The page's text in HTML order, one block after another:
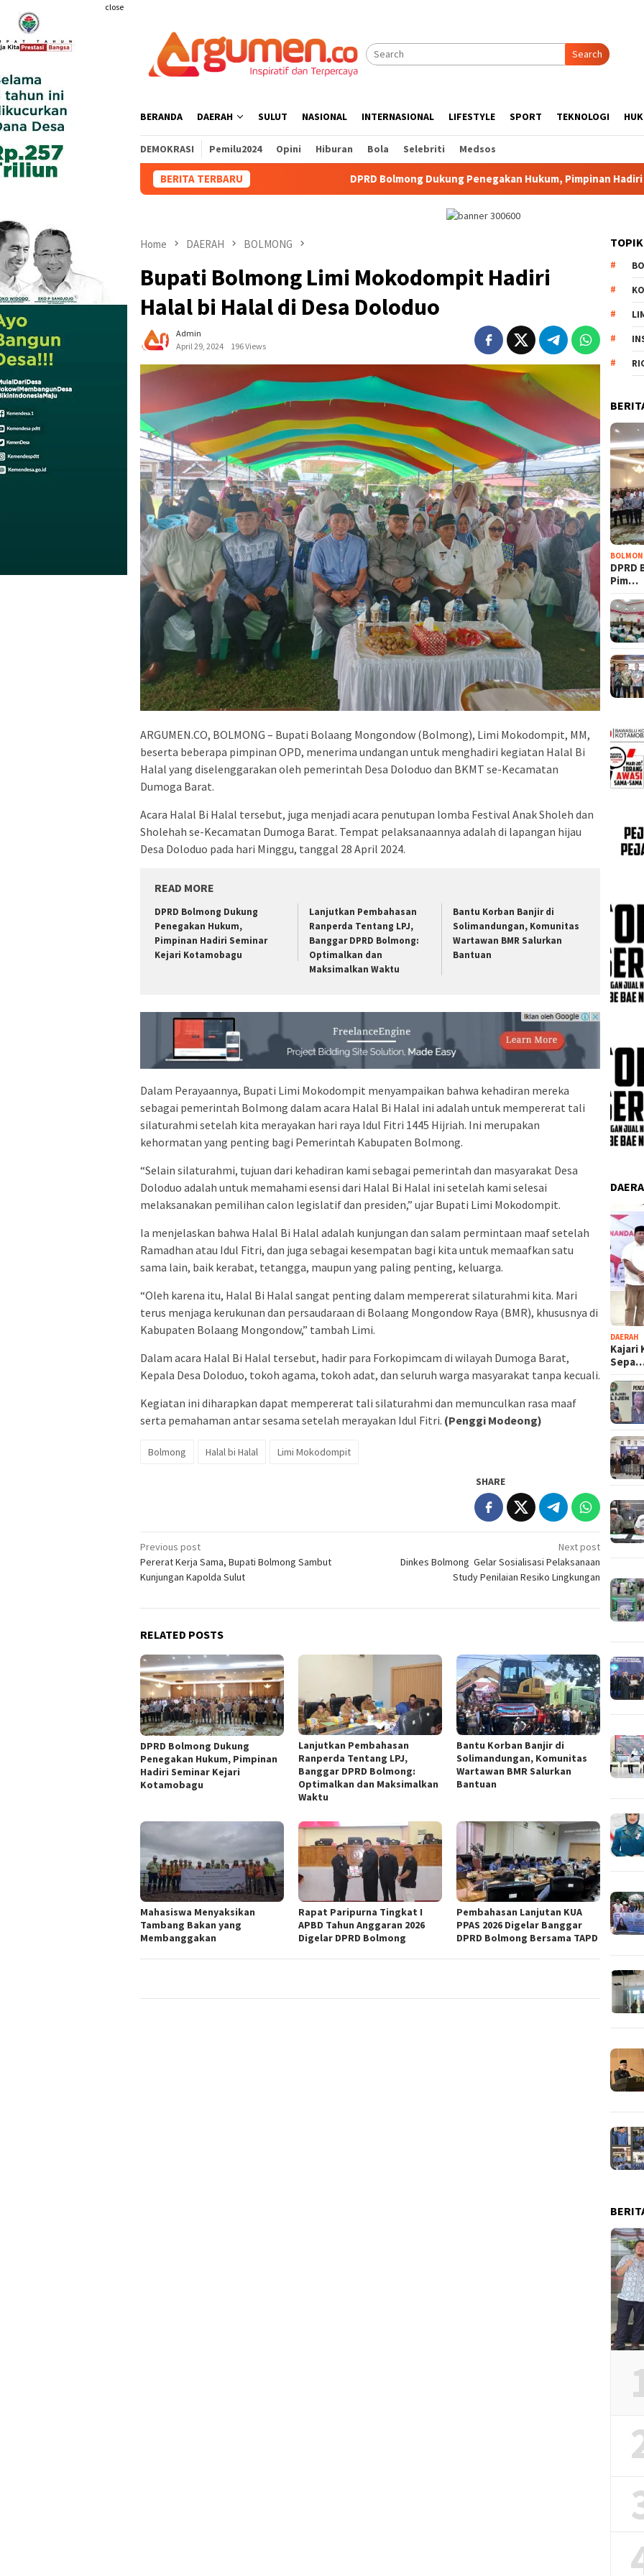
content
close
Search
BERANDA DAERAH SULUT NASIONAL INTERNASIONAL LIFESTYLE SPORT TEKNOLOGI
DEMOKRASI Pemilu2024 Opini Hiburan Bola Selebriti Medsos
BERITA TERBARU DPRD Bolmong Dukung Penegakan Hukum, Pimpinan Hadiri Seminar Kejari
Home DAERAH BOLMONG
Bupati Bolmong Limi Mokodompit Hadiri
Halal bi Halal di Desa Doloduo
Admin
April 29, 2024
196 Views
ARGUMEN.CO, BOLMONG – Bupati Bolaang Mongondow (Bolmong), Limi Mokodompit, MM,
beserta beberapa pimpinan OPD, menerima undangan untuk menghadiri kegiatan Halal Bi
Halal yang diselenggarakan oleh pemerintah Desa Doloduo dan BKMT se-Kecamatan
Dumoga Barat.
Acara Halal Bi Halal tersebut, juga menjadi acara penutupan lomba Festival Anak Sholeh dan
Sholehah se-Kecamatan Dumoga Barat. Tempat pelaksanaannya adalah di lapangan hijau
Desa Doloduo pada hari Minggu, tanggal 28 April 2024.
READ MORE
DPRD Bolmong Dukung
Penegakan Hukum,
Pimpinan Hadiri Seminar
Kejari Kotamobagu
Lanjutkan Pembahasan
Ranperda Tentang LPJ,
Banggar DPRD Bolmong:
Optimalkan dan
Maksimalkan Waktu
Bantu Korban Banjir di
Solimandungan, Komunitas
Wartawan BMR Salurkan
Bantuan
Dalam Perayaannya, Bupati Limi Mokodompit menyampaikan bahwa kehadiran mereka
sebagai pemerintah Bolmong dalam acara Halal Bi Halal ini adalah untuk mempererat tali
silaturahmi setelah kita merayakan hari raya Idul Fitri 1445 Hijriah. Ini merupakan
kehormatan yang penting bagi Pemerintah Kabupaten Bolmong.
“Selain silaturahmi, tujuan dari kehadiran kami sebagai pemerintah dan masyarakat Desa
Doloduo adalah untuk memahami esensi dari Halal Bi Halal ini setelah kami selesai
melaksanakan pemilihan calon legislatif dan presiden,” ujar Bupati Limi Mokodompit.
Ia menjelaskan bahwa Halal Bi Halal adalah kunjungan dan salam permintaan maaf setelah
Ramadhan atau Idul Fitri, dan juga sebagai kesempatan bagi kita untuk memaafkan satu
sama lain, baik kerabat, tetangga, maupun yang paling penting, keluarga.
“Oleh karena itu, Halal Bi Halal sangat penting dalam mempererat silaturahmi kita. Mari
terus menjaga kerukunan dan persaudaraan di Bolaang Mongondow Raya (BMR), khususnya di
Kabupaten Bolaang Mongondow,” tambah Limi.
Dalam acara Halal Bi Halal tersebut, hadir para Forkopimcam di wilayah Dumoga Barat,
Kepala Desa Doloduo, tokoh agama, tokoh adat, dan seluruh warga masyarakat tanpa kecuali.
Kegiatan ini diharapkan dapat mempererat tali silaturahmi dan memunculkan rasa maaf
serta pemahaman antar sesama setelah merayakan Idul Fitri. (Penggi Modeong)
Bolmong Halal bi Halal Limi Mokodompit
SHARE
Post
navigation
Previous post
Pererat Kerja Sama, Bupati Bolmong Sambut
Kunjungan Kapolda Sulut
Next post
Dinkes Bolmong Gelar Sosialisasi Pelaksanaan
Study Penilaian Resiko Lingkungan
RELATED POSTS
DPRD Bolmong Dukung
Penegakan Hukum, Pimpinan
Hadiri Seminar Kejari
Kotamobagu
Lanjutkan Pembahasan
Ranperda Tentang LPJ,
Banggar DPRD Bolmong:
Optimalkan dan Maksimalkan
Waktu
Bantu Korban Banjir di
Solimandungan, Komunitas
Wartawan BMR Salurkan
Bantuan
Mahasiswa Menyaksikan
Tambang Bakan yang
Membanggakan
Rapat Paripurna Tingkat I
APBD Tahun Anggaran 2026
Digelar DPRD Bolmong
Pembahasan Lanjutan KUA
PPAS 2026 Digelar Banggar
DPRD Bolmong Bersama TAPD
Pim…
DAERAH
Kajari